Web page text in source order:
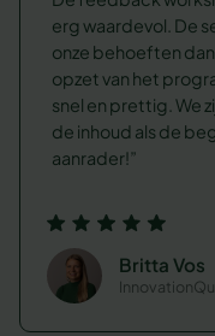
erg waardevol. De
onze behoeften
opzet van het
snel en prettig. We
de inhoud als de
aanrader!
Britta Vos